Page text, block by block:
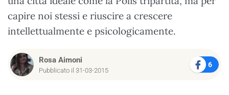
capire noi stessi e riuscire a crescere
intellettualmente e psicologicamente.
Rosa Aimoni
Pubblicato il 31-03-2015
6